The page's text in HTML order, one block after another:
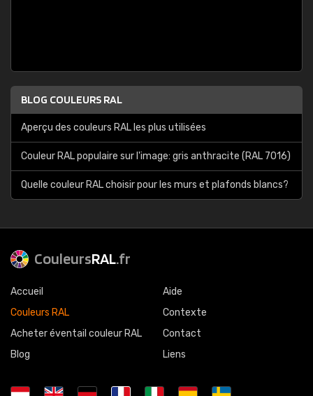
BLOG COULEURS RAL
Aperçu des couleurs RAL les plus utilisées
Couleur RAL populaire sur l'image: gris anthracite (RAL 7016)
Quelle couleur RAL choisir pour les murs et plafonds blancs?
CouleursRAL.fr
Accueil
Couleurs RAL
Acheter éventail couleur RAL
Blog
Aide
Contexte
Contact
Liens